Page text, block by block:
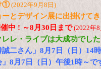
①(2022年9月8日)
とデザイン展に出掛けて
中 ! ～8月30日まで(2022年
レ・ライブは大成功でし
二さん」8月7日（日）14
」8月7日（日）午後1時～で